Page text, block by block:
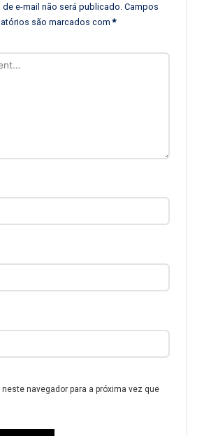
e-mail não será publicado. Campos
são marcados com*
navegador para a próxima vez que